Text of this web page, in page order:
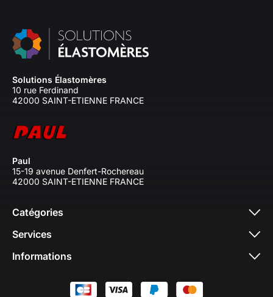
Solutions Élastomères
10 rue Ferdinand
42000 SAINT-ETIENNE FRANCE
Paul
15-19 avenue Denfert-Rochereau
42000 SAINT-ETIENNE FRANCE
Catégories
Services
Informations